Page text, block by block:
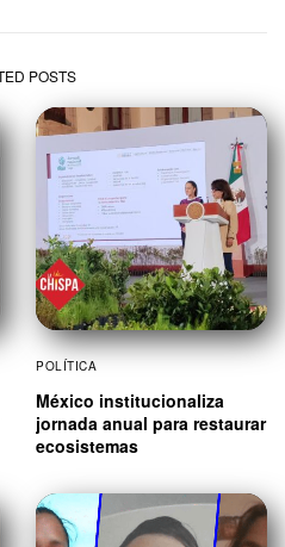
POSTS
POLÍTICA
México institucionaliza
jornada anual para restaurar
ecosistemas